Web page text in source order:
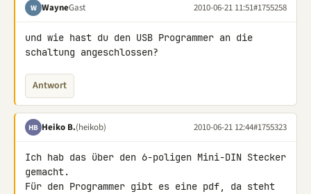
W WayneGast 2010-06-21 11:51#1755258
und wie hast du den USB Programmer an die
schaltung angeschlossen?
Antwort
HB Heiko B.(heikob) 2010-06-21 12:44#1755323
Ich hab das über den 6-poligen Mini-DIN Stecker
gemacht.
Für den Programmer gibt es eine pdf, da steht